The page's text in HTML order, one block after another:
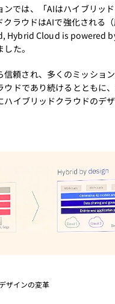
ンでは、「AIはハイブリッ
クラウドはAIで強化される
Hybrid Cloud is powered
た。
頼され、多くのミッショ
ウドであり続けるとともに
ハイブリッドクラウドのデ
ザインの変革